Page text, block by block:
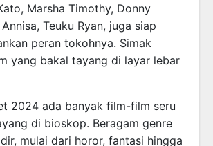
Marsha Timothy, Donny
Teuku Ryan, juga siap
peran tokohnya. Simak
yang bakal tayang di layar lebar
2024 ada banyak film-film seru
di bioskop. Beragam genre
mulai dari horor, fantasi hingga